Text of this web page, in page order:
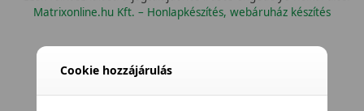
Matrixonline.hu Kft. – Honlapkészítés, webáruház készítés
Cookie hozzájárulás